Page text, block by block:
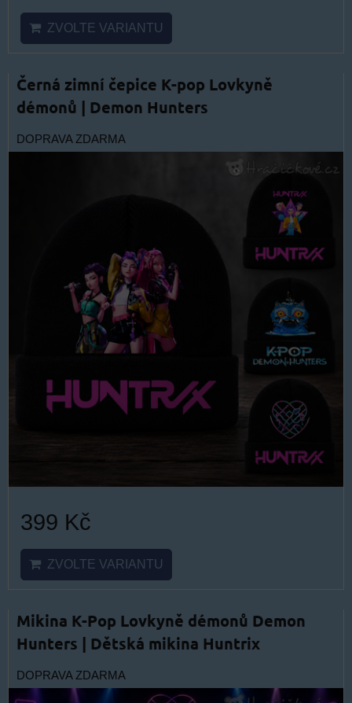
ZVOLTE VARIANTU
Černá zimní čepice K-pop Lovkyně
démonů | Demon Hunters
DOPRAVA ZDARMA
399 Kč
ZVOLTE VARIANTU
Mikina K-Pop Lovkyně démonů Demon
Hunters | Dětská mikina Huntrix
DOPRAVA ZDARMA